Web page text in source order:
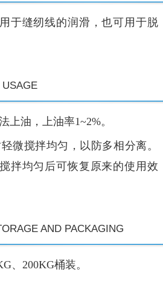
于缝纫线的润滑，也可用于脱
USAGE
上油，上油率1~2%。
微搅拌均匀，以防多相分离。
拌均匀后可恢复原来的使用效
AND PACKAGING
、200KG桶装。